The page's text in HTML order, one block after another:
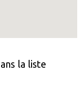
la liste